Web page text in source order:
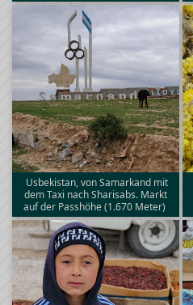
Usbekistan, von Samarkand mit
dem Taxi nach Sharisabs. Markt
auf der Passhöhe (1.670 Meter)